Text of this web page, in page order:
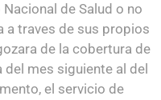
de Salud o no
a traves de sus propios
de la cobertura de
mes siguiente al del
el servicio de